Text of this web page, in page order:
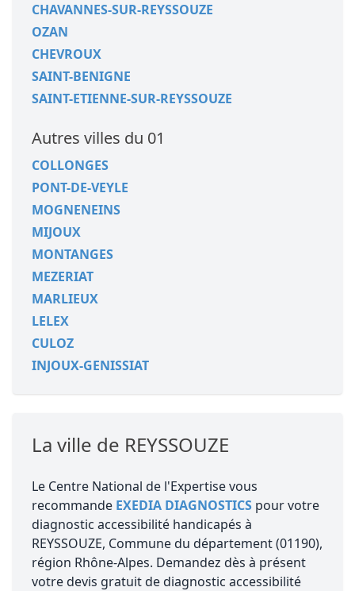
CHAVANNES-SUR-REYSSOUZE
OZAN
CHEVROUX
SAINT-BENIGNE
SAINT-ETIENNE-SUR-REYSSOUZE
Autres villes du 01
COLLONGES
PONT-DE-VEYLE
MOGNENEINS
MIJOUX
MONTANGES
MEZERIAT
MARLIEUX
LELEX
CULOZ
INJOUX-GENISSIAT
La ville de REYSSOUZE
Le Centre National de l'Expertise vous
recommande EXEDIA DIAGNOSTICS pour votre
diagnostic accessibilité handicapés à
REYSSOUZE, Commune du département (01190),
région Rhône-Alpes. Demandez dès à présent
votre devis gratuit de diagnostic accessibilité